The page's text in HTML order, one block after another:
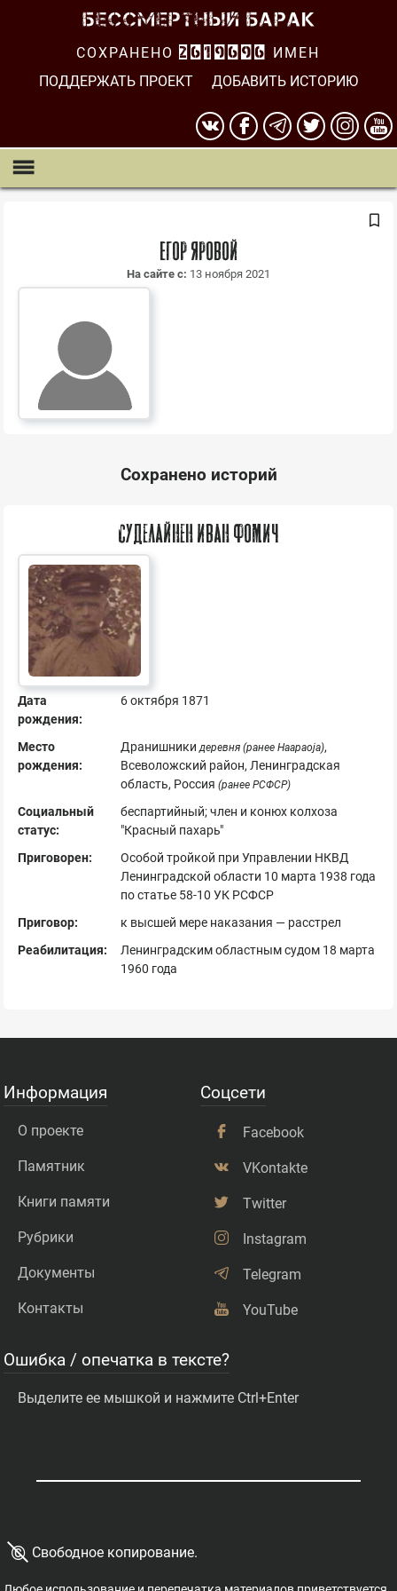
СОХРАНЕНО 2619696
ИМЕН
ПОДДЕРЖАТЬ ПРОЕКТ
ДОБАВИТЬ ИСТОРИЮ
Егор Яровой
На сайте с: 13 ноября 2021
Сохранено историй
Суделайнен Иван Фомич
Дата
рождения:
6 октября 1871
Место
рождения:
Дранишникидеревня (ранее Haapaoja),
Всеволожский район, Ленинградская
область, Россия (ранее РСФСР)
Социальный
статус:
беспартийный; член и конюх колхоза
"Красный пахарь"
Приговорен:
Особой тройкой при Управлении НКВД
Ленинградской области 10 марта 1938 года
по статье 58-10 УК РСФСР
Приговор:
к высшей мере наказания — расстрел
Реабилитация:
Ленинградским областным судом 18 марта
1960 года
Информация
О проекте
Памятник
Книги памяти
Рубрики
Документы
Контакты
Соцсети
Facebook
VKontakte
Twitter
Instagram
Telegram
YouTube
Ошибка / опечатка в тексте?
Выделите ее мышкой и нажмите Ctrl+Enter
© Свободное копирование.